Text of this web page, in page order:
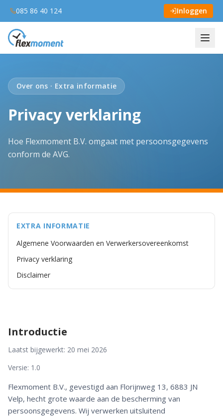
085 86 40 124 Inloggen
Over ons · Extra informatie
Privacy verklaring
Hoe Flexmoment B.V. omgaat met persoonsgegevens
conform de AVG.
EXTRA INFORMATIE
Algemene Voorwaarden en Verwerkersovereenkomst
Privacy verklaring
Disclaimer
Introductie
Laatst bijgewerkt: 20 mei 2026
Versie: 1.0
Flexmoment B.V., gevestigd aan Florijnweg 13, 6883 JN
Velp, hecht grote waarde aan de bescherming van
persoonsgegevens. Wij verwerken uitsluitend